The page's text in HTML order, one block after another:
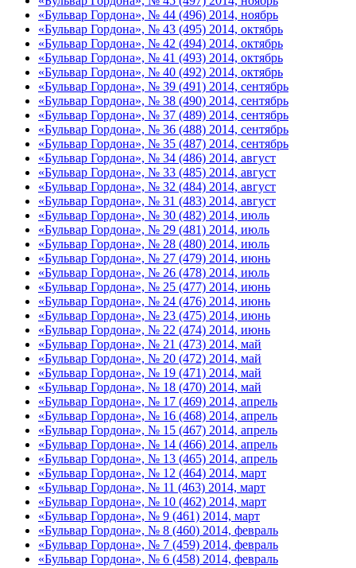
«Бульвар Гордона», № 44 (496) 2014, ноябрь
«Бульвар Гордона», № 43 (495) 2014, октябрь
«Бульвар Гордона», № 42 (494) 2014, октябрь
«Бульвар Гордона», № 41 (493) 2014, октябрь
«Бульвар Гордона», № 40 (492) 2014, октябрь
«Бульвар Гордона», № 39 (491) 2014, сентябрь
«Бульвар Гордона», № 38 (490) 2014, сентябрь
«Бульвар Гордона», № 37 (489) 2014, сентябрь
«Бульвар Гордона», № 36 (488) 2014, сентябрь
«Бульвар Гордона», № 35 (487) 2014, сентябрь
«Бульвар Гордона», № 34 (486) 2014, август
«Бульвар Гордона», № 33 (485) 2014, август
«Бульвар Гордона», № 32 (484) 2014, август
«Бульвар Гордона», № 31 (483) 2014, август
«Бульвар Гордона», № 30 (482) 2014, июль
«Бульвар Гордона», № 29 (481) 2014, июль
«Бульвар Гордона», № 28 (480) 2014, июль
«Бульвар Гордона», № 27 (479) 2014, июнь
«Бульвар Гордона», № 26 (478) 2014, июль
«Бульвар Гордона», № 25 (477) 2014, июнь
«Бульвар Гордона», № 24 (476) 2014, июнь
«Бульвар Гордона», № 23 (475) 2014, июнь
«Бульвар Гордона», № 22 (474) 2014, июнь
«Бульвар Гордона», № 21 (473) 2014, май
«Бульвар Гордона», № 20 (472) 2014, май
«Бульвар Гордона», № 19 (471) 2014, май
«Бульвар Гордона», № 18 (470) 2014, май
«Бульвар Гордона», № 17 (469) 2014, апрель
«Бульвар Гордона», № 16 (468) 2014, апрель
«Бульвар Гордона», № 15 (467) 2014, апрель
«Бульвар Гордона», № 14 (466) 2014, апрель
«Бульвар Гордона», № 13 (465) 2014, апрель
«Бульвар Гордона», № 12 (464) 2014, март
«Бульвар Гордона», № 11 (463) 2014, март
«Бульвар Гордона», № 10 (462) 2014, март
«Бульвар Гордона», № 9 (461) 2014, март
«Бульвар Гордона», № 8 (460) 2014, февраль
«Бульвар Гордона», № 7 (459) 2014, февраль
«Бульвар Гордона», № 6 (458) 2014, февраль